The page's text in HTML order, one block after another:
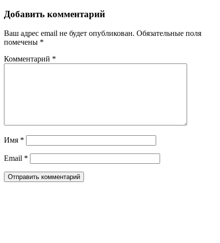
Добавить комментарий
Ваш адрес email не будет опубликован. Обязательные поля
помечены *
Комментарий *
Имя *
Email *